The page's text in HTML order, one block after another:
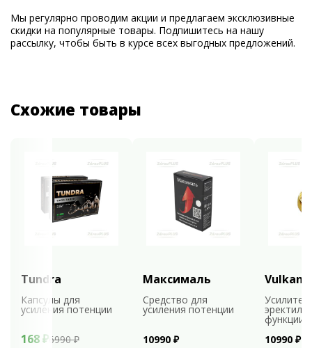
Мы регулярно проводим акции и предлагаем эксклюзивные
скидки на популярные товары. Подпишитесь на нашу
рассылку, чтобы быть в курсе всех выгодных предложений.
Схожие товары
Tundra
Капсулы для
усиления потенции
168 ₽ 6990 ₽
Максималь
Средство для
усиления потенции
10990 ₽
Vulkan
функции
10990 ₽